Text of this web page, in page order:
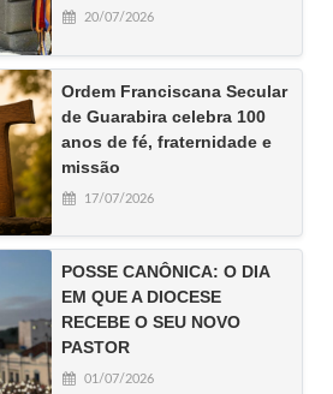
20/07/2026
Ordem Franciscana Secular
de Guarabira celebra 100
anos de fé, fraternidade e
missão
17/07/2026
POSSE CANÔNICA: O DIA
EM QUE A DIOCESE
RECEBE O SEU NOVO
PASTOR
01/07/2026